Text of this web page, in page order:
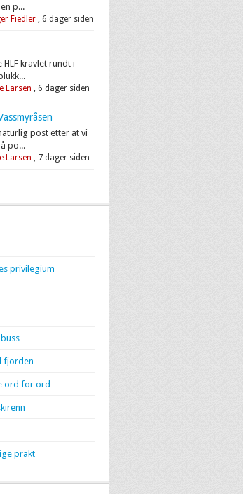
p...
Fiedler, 6 dager siden
HLF kravlet rundt i
Larsen , 6 dager siden
post etter at vi
po...
Larsen , 7 dager siden
privilegium
fjorden
ord for ord
prakt